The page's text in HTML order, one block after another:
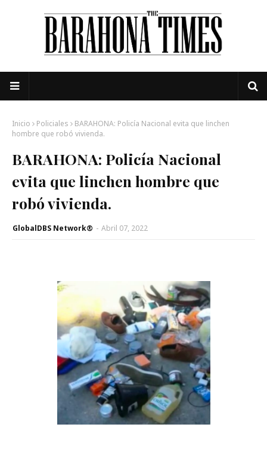
Inicio Policiales
BARAHONA: Policía Nacional evita que linchen
hombre que robó vivienda.
BARAHONA: Policía Nacional
evita que linchen hombre que
robó vivienda.
GlobalDBS Network® - Abril 07, 2022